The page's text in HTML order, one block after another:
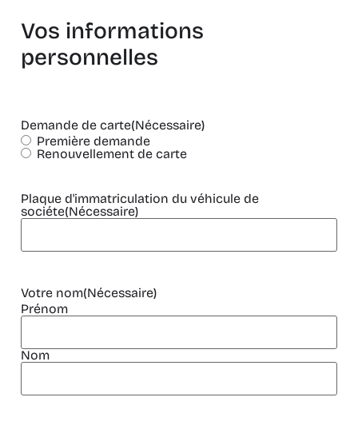
Vos informations
personnelles
Demande de carte(Nécessaire)
Première demande
Renouvellement de carte
Plaque d'immatriculation du véhicule de
sociéte(Nécessaire)
Votre nom(Nécessaire)
Prénom
Nom